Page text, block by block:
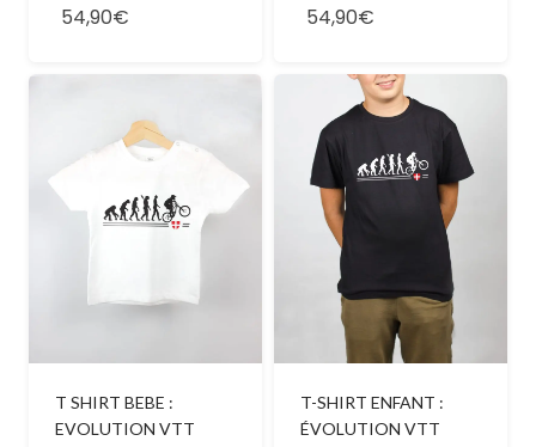
54,90€ 54,90€
T SHIRT BEBE :
EVOLUTION VTT
T-SHIRT ENFANT :
ÉVOLUTION VTT